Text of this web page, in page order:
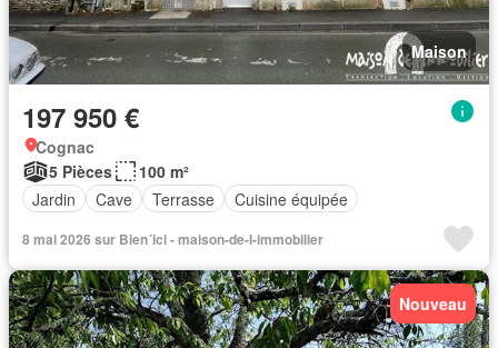
Maison
197 950 €
Cognac
5 Pièces
100 m²
Jardin
Cave Terrasse Cuisine équipée
8 mai 2026 sur Bien´ici - maison-de-l-immobilier
Nouveau